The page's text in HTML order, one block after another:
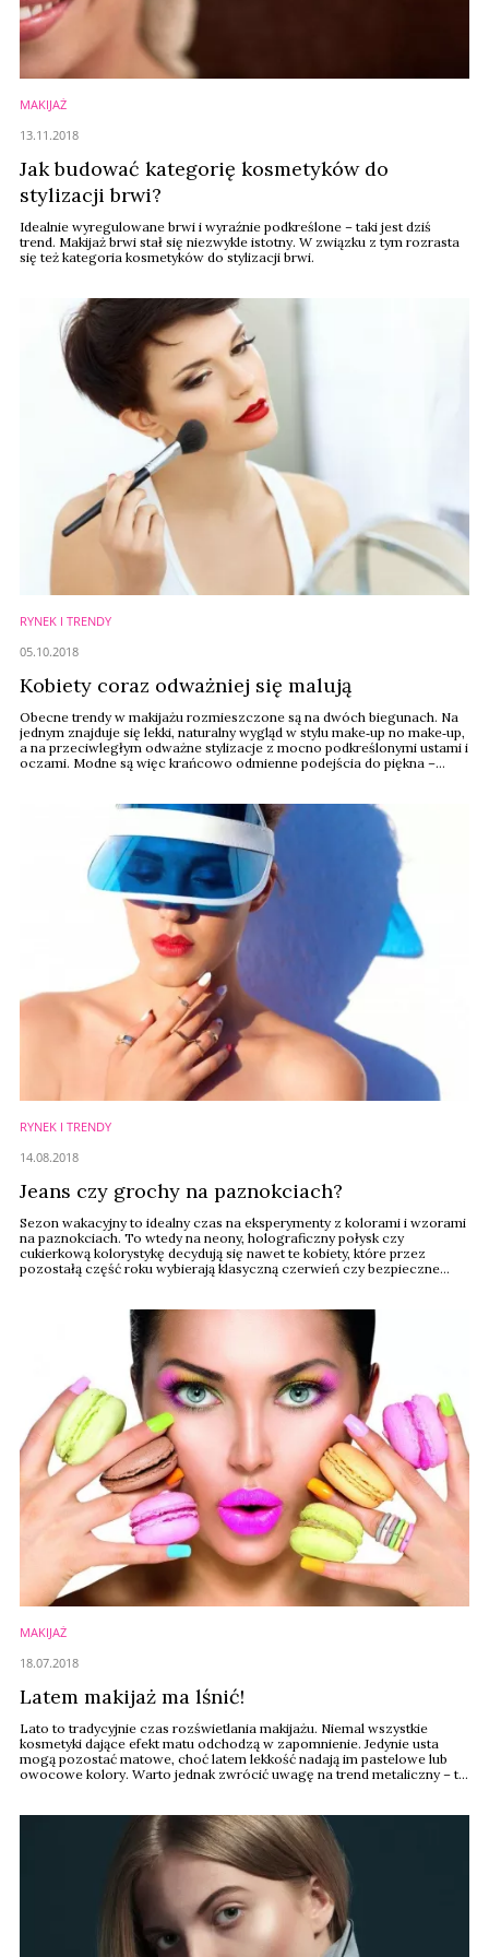
MAKIJAŻ
Jak budować kategorię kosmetyków do
stylizacji brwi?
Idealnie wyregulowane brwi i wyraźnie podkreślone – taki jest dziś
trend. Makijaż brwi stał się niezwykle istotny. W związku z tym rozrasta
się też kategoria kosmetyków do stylizacji brwi.
13.11.2018
RYNEK I TRENDY
Kobiety coraz odważniej się malują
Obecne trendy w makijażu rozmieszczone są na dwóch biegunach. Na
jednym znajduje się lekki, naturalny wygląd w stylu make­‑up no make­‑up,
a na przeciwległym odważne stylizacje z mocno podkreślonymi ustami i
oczami. Modne są więc krańcowo odmienne podejścia do piękna –
05.10.2018
RYNEK I TRENDY
Jeans czy grochy na paznokciach?
Sezon wakacyjny to idealny czas na eksperymenty z kolorami i wzorami
na paznokciach. To wtedy na neony, holograficzny połysk czy
cukierkową kolorystykę decydują się nawet te kobiety, które przez
pozostałą część roku wybierają klasyczną czerwień czy bezpieczne
za mało. Podczas wizyty w ...
14.08.2018
MAKIJAŻ
Latem makijaż ma lśnić!
Lato to tradycyjnie czas rozświetlania makijażu. Niemal wszystkie
kosmetyki dające efekt matu odchodzą w zapomnienie. Jedynie usta
mogą pozostać matowe, choć latem lekkość nadają im pastelowe lub
owocowe kolory. Warto jednak zwrócić uwagę na trend metaliczny – to
18.07.2018